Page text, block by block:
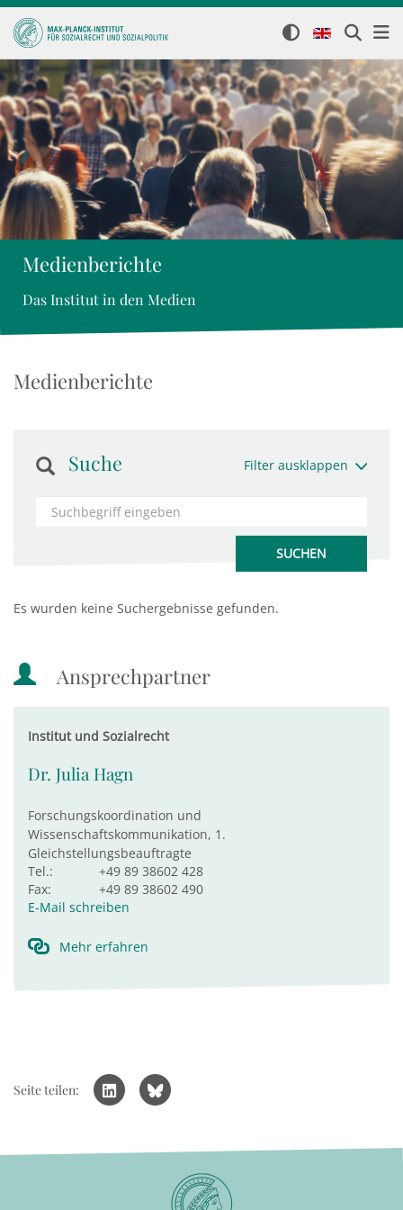
Medienberichte
Das Institut in den Medien
Medienberichte
Suche Filter ausklappen
Es wurden keine Suchergebnisse gefunden.
Ansprechpartner
Institut und Sozialrecht
Dr. Julia Hagn
Forschungskoordination und
Wissenschaftskommunikation, 1.
Gleichstellungsbeauftragte
Tel.:
+49 89 38602 428
Fax:
+49 89 38602 490
E-Mail schreiben
Mehr erfahren
Seite teilen: